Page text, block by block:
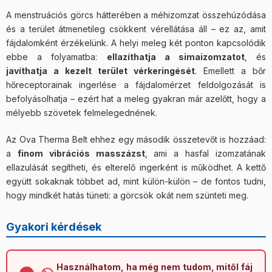
A menstruációs görcs hátterében a méhizomzat összehúzódása
és a terület átmenetileg csökkent vérellátása áll – ez az, amit
fájdalomként érzékelünk. A helyi meleg két ponton kapcsolódik
ebbe a folyamatba: ellazíthatja a simaizomzatot, és
javíthatja a kezelt terület vérkeringését. Emellett a bőr
hőreceptorainak ingerlése a fájdalomérzet feldolgozását is
befolyásolhatja – ezért hat a meleg gyakran már azelőtt, hogy a
mélyebb szövetek felmelegednének.
Az Ova Therma Belt ehhez egy második összetevőt is hozzáad:
a finom vibrációs masszázst, ami a hasfal izomzatának
ellazulását segítheti, és elterelő ingerként is működhet. A kettő
együtt sokaknak többet ad, mint külön-külön – de fontos tudni,
hogy mindkét hatás tüneti: a görcsök okát nem szünteti meg.
Gyakori kérdések
Használhatom, ha még nem tudom, mitől fáj